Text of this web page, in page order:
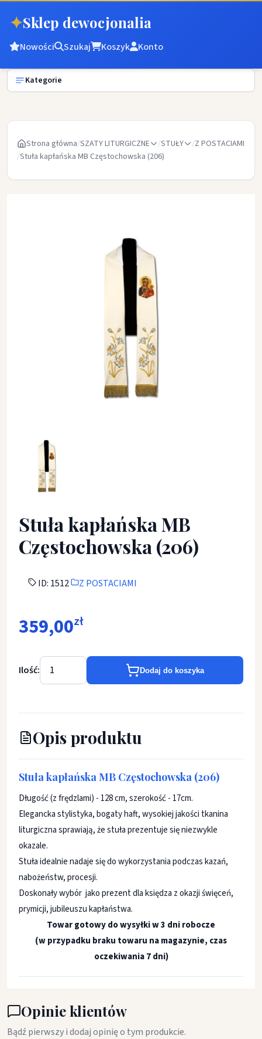
✦Sklep dewocjonalia
Nowości Szukaj Koszyk Konto
Kategorie
Strona główna/SZATY LITURGICZNE /STUŁY /Z POSTACIAMI
/Stuła kapłańska MB Częstochowska (206)
Stuła kapłańska MB Częstochowska (206) - Z POSTACIAMI
Stuła kapłańska MB
Częstochowska (206)
ID: 1512 Z POSTACIAMI
359,00zł
Ilość: Dodaj do koszyka
Opis produktu
Stuła kapłańska MB Częstochowska (206)
Długość (z frędzlami) - 128 cm, szerokość - 17cm.
Elegancka stylistyka, bogaty haft, wysokiej jakości tkanina
liturgiczna sprawiają, że stuła prezentuje się niezwykle
okazale.
Stuła idealnie nadaje się do wykorzystania podczas kazań,
nabożeństw, procesji.
Doskonały wybór jako prezent dla księdza z okazji święceń,
prymicji, jubileuszu kapłaństwa.
Towar gotowy do wysyłki w 3 dni robocze
(w przypadku braku towaru na magazynie, czas
oczekiwania 7 dni)
Opinie klientów
Bądź pierwszy i dodaj opinię o tym produkcie.